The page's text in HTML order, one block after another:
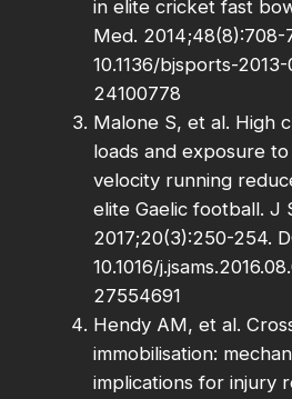
in elite cricket fast
Med. 2014;48(8):708-
10.1136/bjsports-
24100778
Malone S, et al. High
loads and exposure
velocity running
elite Gaelic football. J
2017;20(3):250-254.
10.1016/
27554691
Hendy AM, et al.
immobilisation:
implications for injury